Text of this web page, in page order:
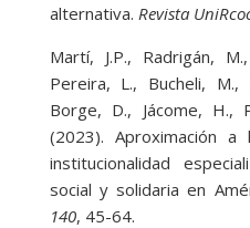
alternativa. Revista
Martí, J.P., Radrigán,
Pereira, L., Bucheli, M.,
Borge, D., Jácome, H.,
(2023). Aproximación
institucionalidad
social y solidaria en
140, 45-64.